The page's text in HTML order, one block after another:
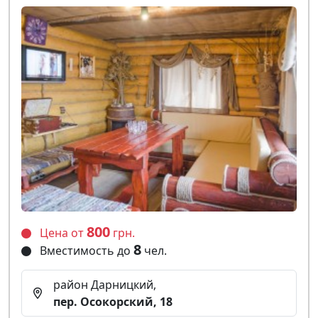
Цена от800 грн.
Вместимость до 8 чел.
район Дарницкий,
пер. Осокорский, 18